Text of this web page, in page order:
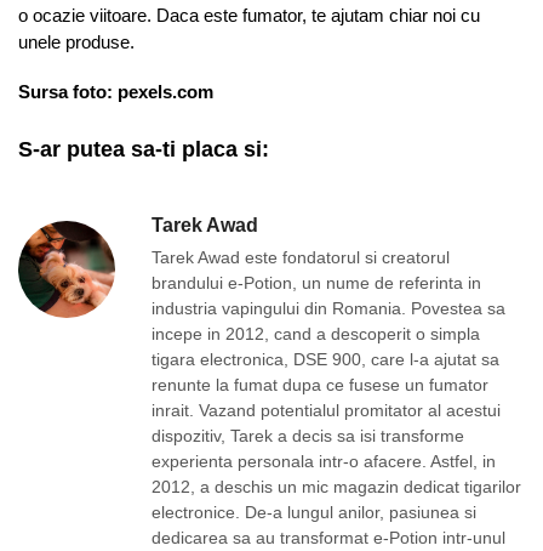
o ocazie viitoare. Daca este fumator, te ajutam chiar noi cu
unele produse.
Sursa foto: pexels.com
S-ar putea sa-ti placa si:
Tarek Awad
Tarek Awad este fondatorul si creatorul
brandului e-Potion, un nume de referinta in
industria vapingului din Romania. Povestea sa
incepe in 2012, cand a descoperit o simpla
tigara electronica, DSE 900, care l-a ajutat sa
renunte la fumat dupa ce fusese un fumator
inrait. Vazand potentialul promitator al acestui
dispozitiv, Tarek a decis sa isi transforme
experienta personala intr-o afacere. Astfel, in
2012, a deschis un mic magazin dedicat tigarilor
electronice. De-a lungul anilor, pasiunea si
dedicarea sa au transformat e-Potion intr-unul